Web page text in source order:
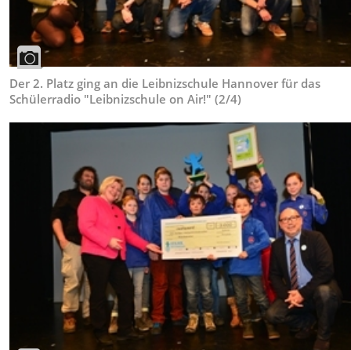
Der 2. Platz ging an die Leibnizschule Hannover für das
Schülerradio "Leibnizschule on Air!" (2/4)